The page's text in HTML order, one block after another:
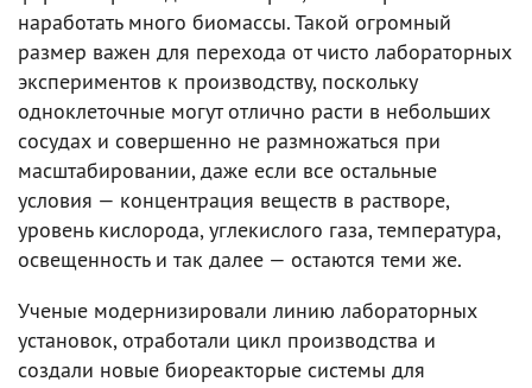
наработать много биомассы. Такой огромный
размер важен для перехода от чисто лабораторных
экспериментов к производству, поскольку
одноклеточные могут отлично расти в небольших
сосудах и совершенно не размножаться при
масштабировании, даже если все остальные
условия — концентрация веществ в растворе,
уровень кислорода, углекислого газа, температура,
освещенность и так далее — остаются теми же.
Ученые модернизировали линию лабораторных
установок, отработали цикл производства и
создали новые биореакторые системы для